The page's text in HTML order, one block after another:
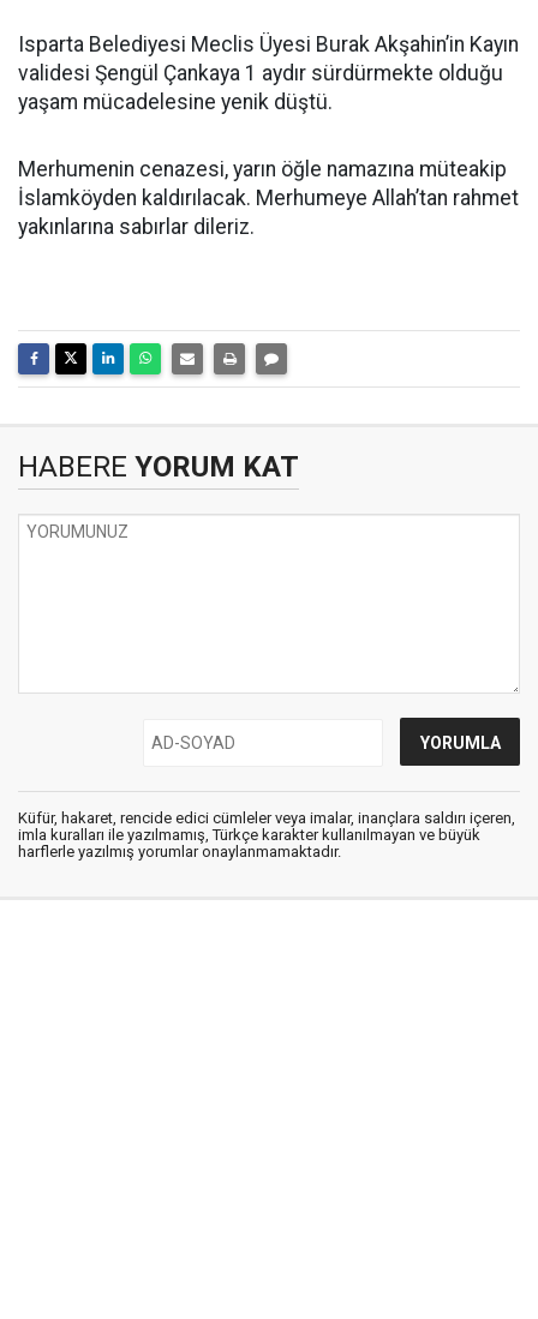
Isparta Belediyesi Meclis Üyesi Burak Akşahin’in Kayın
validesi Şengül Çankaya 1 aydır sürdürmekte olduğu
yaşam mücadelesine yenik düştü.
Merhumenin cenazesi, yarın öğle namazına müteakip
İslamköyden kaldırılacak. Merhumeye Allah’tan rahmet
yakınlarına sabırlar dileriz.
HABERE YORUM KAT
Küfür, hakaret, rencide edici cümleler veya imalar, inançlara saldırı içeren,
imla kuralları ile yazılmamış, Türkçe karakter kullanılmayan ve büyük
harflerle yazılmış yorumlar onaylanmamaktadır.